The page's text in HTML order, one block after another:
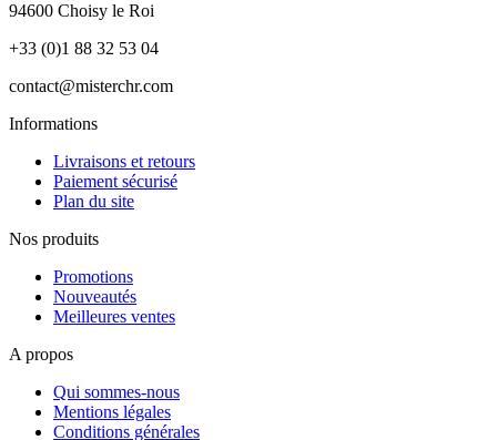
94600 Choisy le Roi
+33 (0)1 88 32 53 04
contact@misterchr.com
Informations
Livraisons et retours
Paiement sécurisé
Plan du site
Nos produits
Promotions
Nouveautés
Meilleures ventes
A propos
Qui sommes-nous
Mentions légales
Conditions générales